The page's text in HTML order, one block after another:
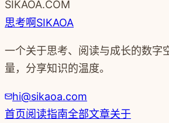
SIKAOA.COM
思考啊SIKAOA
一个关于思考、阅读与成长的数字
量，分享知识的温度。
hi@sikaoa.com
首页阅读指南全部文章关于